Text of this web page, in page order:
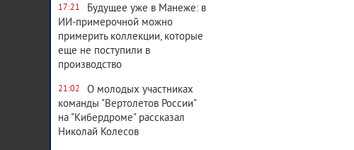
17:21
Будущее уже в Манеже: в
ИИ-примерочной можно
примерить коллекции, которые
еще не поступили в
производство
21:02
О молодых участниках
команды "Вертолетов России"
на "Кибердроме" рассказал
Николай Колесов